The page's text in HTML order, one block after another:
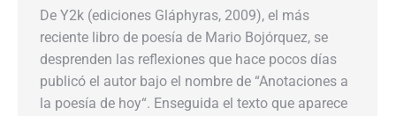
De Y2k (ediciones Gláphyras, 2009), el más
reciente libro de poesía de Mario Bojórquez, se
desprenden las reflexiones que hace pocos días
publicó el autor bajo el nombre de “Anotaciones a
la poesía de hoy“. Enseguida el texto que aparece